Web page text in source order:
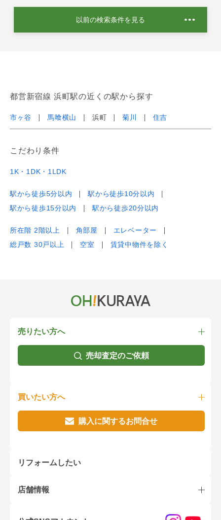
以前の検索条件を見る
都営新宿線 浜町駅の近くの駅から探す
市ヶ谷 馬喰横山 浜町 菊川 住吉
こだわり条件
1K・1DK・1LDK
駅から徒歩5分以内
駅から徒歩10分以内
駅から徒歩15分以内
駅から徒歩20分以内
所在階 2階以上 角部屋
エレベーター
総戸数 30戸以上
空室 賃貸中物件を除く
売りたい方へ
売却査定のご依頼
買いたい方へ
購入に関するお問合せ
リフォームしたい
店舗情報